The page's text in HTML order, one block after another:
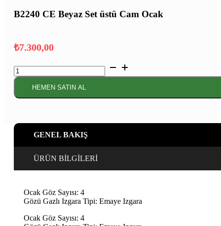
B2240 CE Beyaz Set üstü Cam Ocak
₺7.300,00
B2240
CE
Beyaz
üstü
adet
HEMEN SATIN AL
GENEL BAKIŞ
ÜRÜN BİLGİLERİ
Ocak Göz Sayısı: 4
Gözü Gazlı Izgara Tipi: Emaye Izgara
Ocak Göz Sayısı: 4